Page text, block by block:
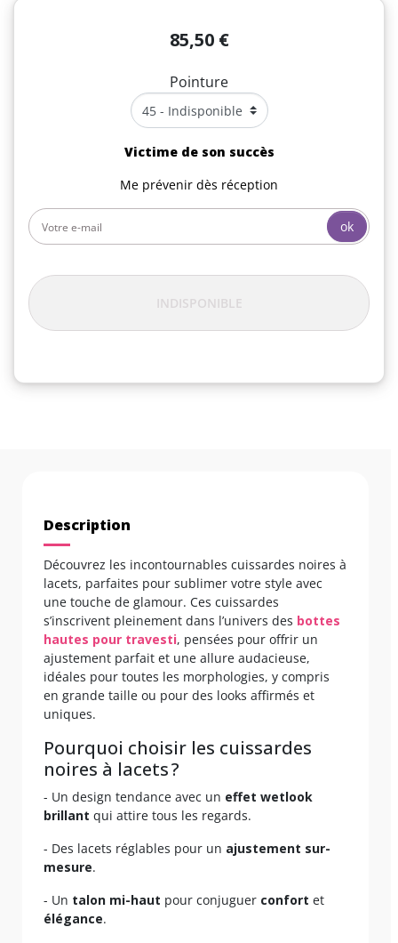
85,50 €
Pointure
Victime de son succès
Me prévenir dès réception
ok
INDISPONIBLE
Description
Découvrez les incontournables cuissardes noires à
lacets, parfaites pour sublimer votre style avec
une touche de glamour. Ces cuissardes
s’inscrivent pleinement dans l’univers des bottes
hautes pour travesti, pensées pour offrir un
ajustement parfait et une allure audacieuse,
idéales pour toutes les morphologies, y compris
en grande taille ou pour des looks affirmés et
uniques.
Pourquoi choisir les cuissardes
noires à lacets ?
- Un design tendance avec un effet wetlook
brillant qui attire tous les regards.
- Des lacets réglables pour un ajustement sur-
mesure.
- Un talon mi-haut pour conjuguer confort et
élégance.